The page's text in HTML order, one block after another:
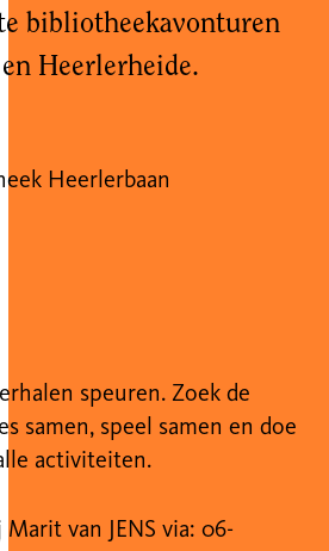
bibliotheekavonturen
Heerlerheide.
Heerlerbaan
speuren. Zoek de
samen, speel samen en doe
activiteiten.
van JENS via: 06-